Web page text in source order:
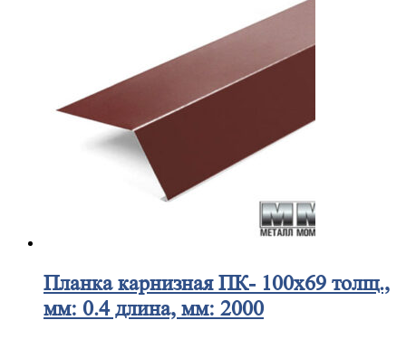
Планкакарнизная ПК- 100х69 толщ.,
мм: 0.4 длина, мм: 2000